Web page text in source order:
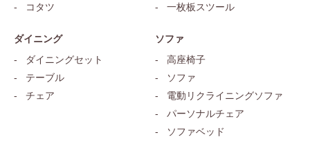
コタツ
一枚板スツール
ダイニング
ダイニングセット
テーブル
チェア
ソファ
高座椅子
ソファ
電動リクライニングソファ
パーソナルチェア
ソファベッド